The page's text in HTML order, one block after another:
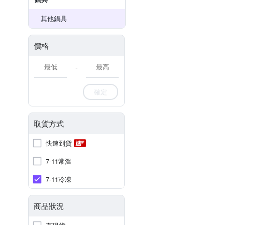
其他鍋具
價格
-
確定
取貨方式
快速到貨
7-11常溫
7-11冷凍
商品狀況